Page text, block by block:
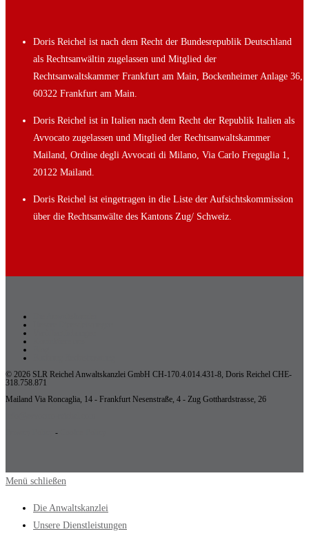
Doris Reichel ist nach dem Recht der Bundesrepublik Deutschland
als Rechtsanwältin zugelassen und Mitglied der
Rechtsanwaltskammer Frankfurt am Main, Bockenheimer Anlage 36,
60322 Frankfurt am Main.
Doris Reichel ist in Italien nach dem Recht der Republik Italien als
Avvocato zugelassen und Mitglied der Rechtsanwaltskammer
Mailand, Ordine degli Avvocati di Milano, Via Carlo Freguglia 1,
20122 Mailand.
Doris Reichel ist eingetragen in die Liste der Aufsichtskommission
über die Rechtsanwälte des Kantons Zug/ Schweiz.
© 2026 SLR Reichel Anwaltskanzlei GmbH CH-170.4.014.431-8, Doris Reichel CHE-
318.758.871
Mailand Via Roncaglia, 14 - Frankfurt Nesenstraße, 4 - Zug Gotthardstrasse, 26
-
Menü schließen
Die Anwaltskanzlei
Unsere Dienstleistungen